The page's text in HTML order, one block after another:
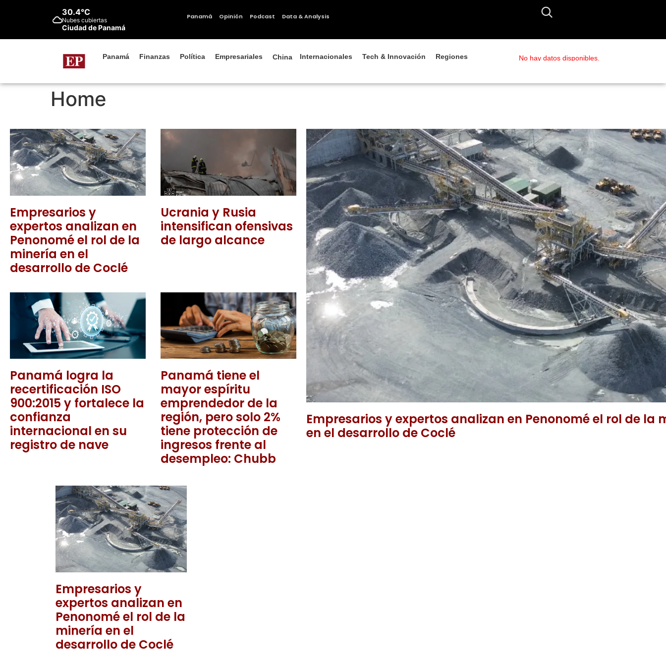
30.4°C
Nubes cubiertas
Ciudad de Panamá
Panamá Opinión Podcast Data & Analysis
Panamá Finanzas Política Empresariales China Internacionales Tech & Innovación Regiones No hay datos disponibles.
Home
Empresarios y
expertos analizan en
Penonomé el rol de la
minería en el
desarrollo de Coclé
Ucrania y Rusia
intensifican ofensivas
de largo alcance
Panamá logra la
recertificación ISO
900:2015 y fortalece la
confianza
internacional en su
registro de nave
Panamá tiene el
mayor espíritu
emprendedor de la
región, pero solo 2%
tiene protección de
ingresos frente al
desempleo: Chubb
Empresarios y expertos analizan en Penonomé el rol de la
en el desarrollo de Coclé
Empresarios y
expertos analizan en
Penonomé el rol de la
minería en el
desarrollo de Coclé